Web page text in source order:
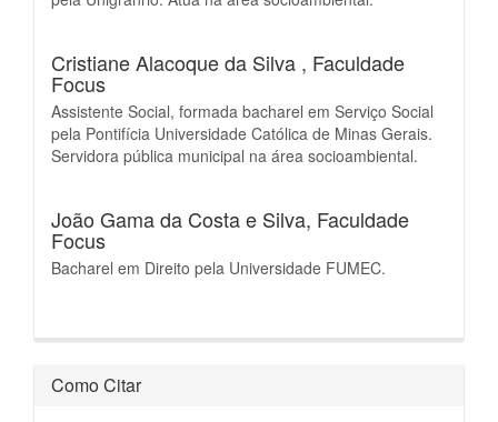
Cristiane Alacoque da Silva , Faculdade
Focus
Assistente Social, formada bacharel em Serviço Social
pela Pontifícia Universidade Católica de Minas Gerais.
Servidora pública municipal na área socioambiental.
João Gama da Costa e Silva, Faculdade
Focus
Bacharel em Direito pela Universidade FUMEC.
Como Citar